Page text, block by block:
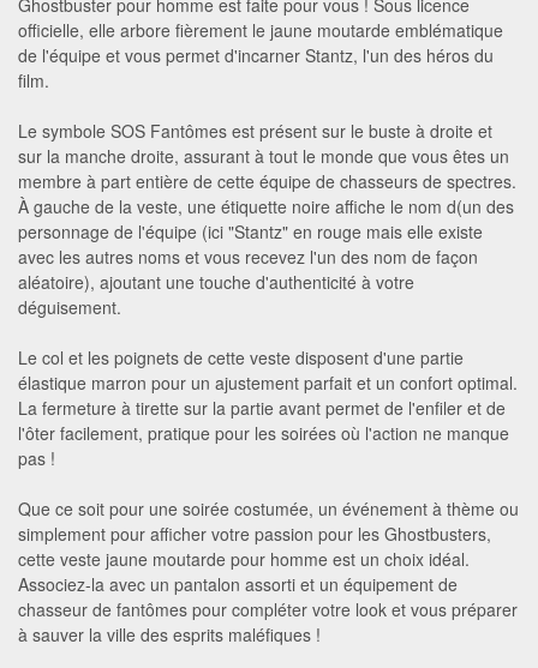
officielle, elle arbore fièrement le jaune moutarde emblématique
de l'équipe et vous permet d'incarner Stantz, l'un des héros du
film.
Le symbole SOS Fantômes est présent sur le buste à droite et
sur la manche droite, assurant à tout le monde que vous êtes un
membre à part entière de cette équipe de chasseurs de spectres.
À gauche de la veste, une étiquette noire affiche le nom d(un des
personnage de l'équipe (ici "Stantz" en rouge mais elle existe
avec les autres noms et vous recevez l'un des nom de façon
aléatoire), ajoutant une touche d'authenticité à votre
déguisement.
Le col et les poignets de cette veste disposent d'une partie
élastique marron pour un ajustement parfait et un confort optimal.
La fermeture à tirette sur la partie avant permet de l'enfiler et de
l'ôter facilement, pratique pour les soirées où l'action ne manque
pas !
Que ce soit pour une soirée costumée, un événement à thème ou
simplement pour afficher votre passion pour les Ghostbusters,
cette veste jaune moutarde pour homme est un choix idéal.
Associez-la avec un pantalon assorti et un équipement de
chasseur de fantômes pour compléter votre look et vous préparer
à sauver la ville des esprits maléfiques !